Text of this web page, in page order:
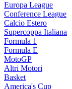
Europa League
Conference League
Calcio Estero
Supercoppa Italiana
Formula 1
Formula E
MotoGP
Altri Motori
Basket
America's Cup